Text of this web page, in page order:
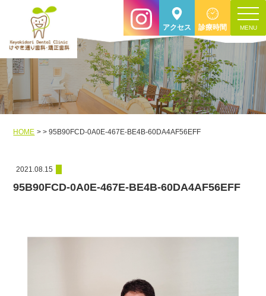
アクセス 診療時間
toggle
HOME 95B90FCD-0A0E-467E-BE4B-60DA4AF56EFF
2021.08.15
95B90FCD-0A0E-467E-BE4B-60DA4AF56EFF